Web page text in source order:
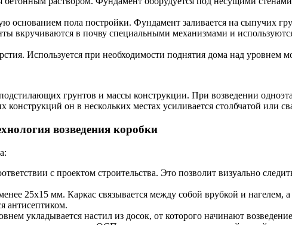
пола постройки. Фундамент заливается на сыпучих
вкручиваются в почву специальными механизмами и
Используется при необходимости поднятия дома над уровнем
грунтов и массы конструкции. При возведении
он в нескольких местах усиливается столбчатой или
возведения коробки
с проектом строительства. Это позволит визуально
25х15 мм. Каркас связывается между собой врубкой и нагелем,
антисептиком.
укладывается настил из досок, от которого начинают